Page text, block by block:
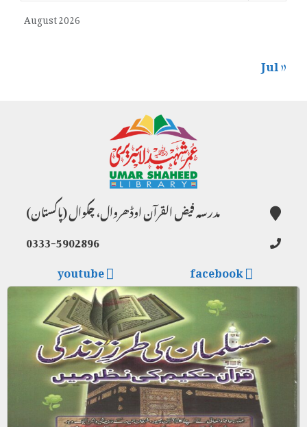
August 2026
« Jul
مدرسہ فیض القرآن اوڈھروال، چکوال (پاکستان)
0333-5902896
facebook
youtube